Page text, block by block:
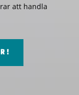
att handla